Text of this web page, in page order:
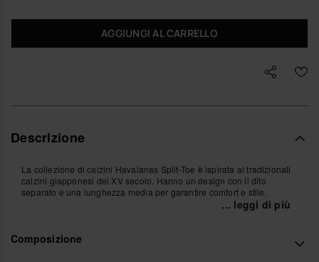
AGGIUNGI AL CARRELLO
Descrizione
La collezione di calzini Havaianas Split-Toe è ispirata ai tradizionali
calzini giapponesi del XV secolo. Hanno un design con il dito
separato e una lunghezza media per garantire comfort e stile.
Le versioni in cotone sono disponibili in nero e bianco, mentre quelle
con il logo. Perfetti da abbinare alle tue Havaianas preferite.
... leggi di più
Composizione